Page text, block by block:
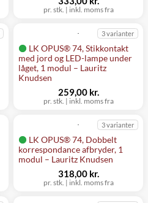
pr. stk. | inkl. moms fra
LK OPUS® 74, Stikkontakt
med jord og LED-lampe under
låget, 1 modul – Lauritz
Knudsen
3 varianter
pr. stk. | inkl. moms fra
259,00 kr.
LK OPUS® 74, Dobbelt
korrespondance afbryder, 1
modul – Lauritz Knudsen
3 varianter
pr. stk. | inkl. moms fra
318,00 kr.